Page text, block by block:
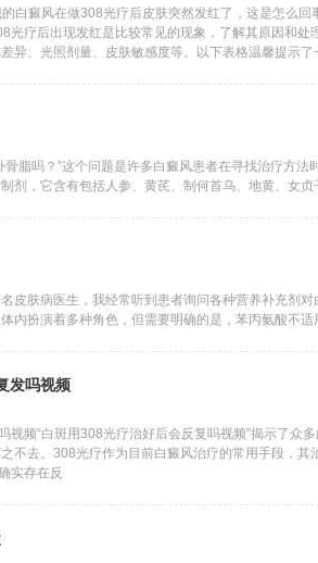
白癜风在做308光疗后皮肤突然发红了，这是怎么
光疗后出现发红是比较常见的现象，了解其原因和
异、光照剂量、皮肤敏感度等。以下表格温馨提示
骨脂吗？”这个问题是许多白癜风患者在寻找治疗方
剂，它含有包括人参、黄芪、制何首乌、地黄、女
皮肤病医生，我经常听到患者询问各种营养补充剂
内扮演着多种角色，但需要明确的是，苯丙氨酸不
发吗视频
视频“白斑用308光疗治好后会反复吗视频”揭示了众
不去。308光疗作为目前白癜风治疗的常用手段，
实存在反